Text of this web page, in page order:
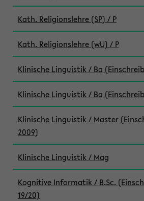
Kath. Religionslehre (SP) / P
Kath. Religionslehre (wU) / P
Klinische Linguistik / Ba
Klinische Linguistik / Ba
Klinische Linguistik / Master
2009)
Klinische Linguistik / Mag
Kognitive Informatik / B.Sc.
19/20)